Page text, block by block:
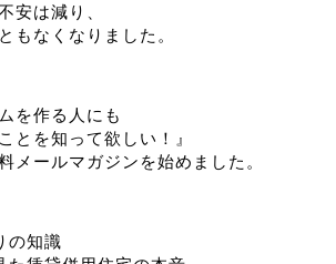
安は減り、
もなくなりました。
を作る人にも
とを知って欲しい！』
メールマガジンを始めました。
の知識